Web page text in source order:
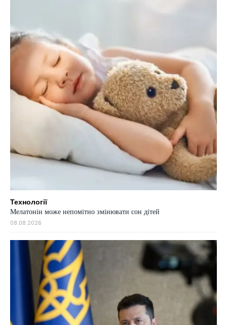
Технології
Мелатонін може непомітно змінювати сон дітей
08.08.2026